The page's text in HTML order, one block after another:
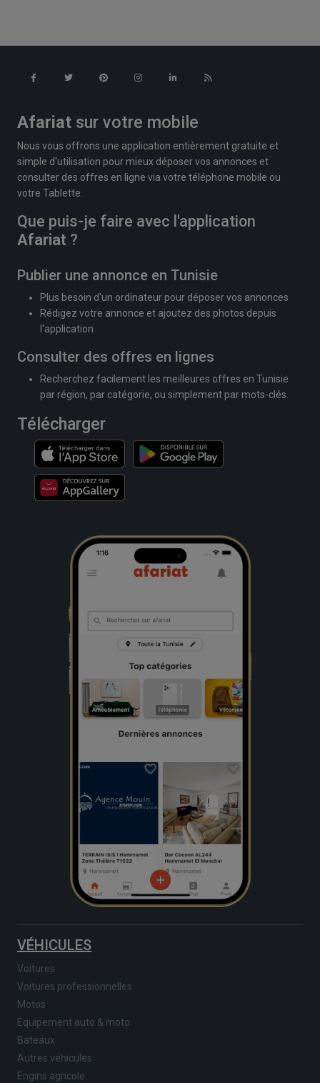
Afariat sur votre mobile
Nous vous offrons une application entièrement gratuite et
simple d'utilisation pour mieux déposer vos annonces et
consulter des offres en ligne via votre téléphone mobile ou
votre Tablette.
Que puis-je faire avec l'application
Afariat ?
Publier une annonce en Tunisie
Plus besoin d'un ordinateur pour déposer vos annonces
Rédigez votre annonce et ajoutez des photos depuis
l'application
Consulter des offres en lignes
Recherchez facilement les meilleures offres en Tunisie
par région, par catégorie, ou simplement par mots-clés.
Télécharger
VÉHICULES
Voitures
Voitures professionnelles
Motos
Equipement auto & moto
Bateaux
Autres véhicules
Engins agricole